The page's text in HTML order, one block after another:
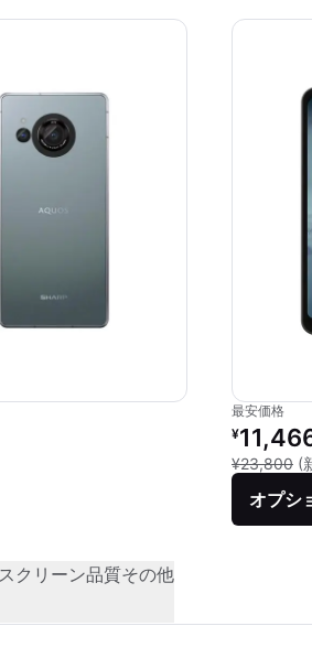
最安価格
リファービ
¥
¥23,800 (
オプシ
スクリーン品質その他